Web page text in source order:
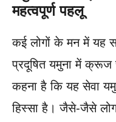
महत्वपूर्ण पहलू
कई लोगों के मन में यह
प्रदूषित यमुना में क्रूज
कहना है कि यह सेवा
हिस्सा है। जैसे-जैसे